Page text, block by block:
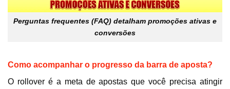
Perguntas frequentes (FAQ) detalham promoções ativas e
conversões
Como acompanhar o progresso da barra de aposta?
O rollover é a meta de apostas que você precisa atingir